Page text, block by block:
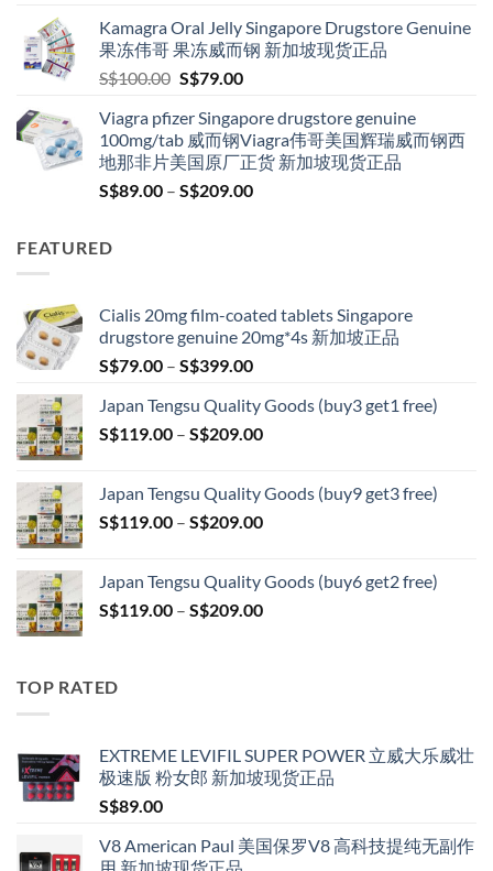
through
S$209.00
Kamagra Oral Jelly Singapore Drugstore Genuine
果冻伟哥 果冻威而钢 新加坡现货正品
S$100.00 Original
was:
S$100.00.
S$79.00Current
is:
S$79.00.
Viagra pfizer Singapore drugstore genuine
100mg/tab 威而钢Viagra伟哥美国辉瑞威而钢西
地那非片美国原厂正货 新加坡现货正品
S$89.00 – S$209.00Price
FEATURED
Cialis 20mg film-coated tablets Singapore
drugstore genuine 20mg*4s 新加坡正品
S$79.00 – S$399.00Price
S$79.00
through
Japan Tengsu Quality Goods (buy3 get1 free)
S$119.00 – S$209.00Price
through
S$209.00
Japan Tengsu Quality Goods (buy9 get3 free)
S$119.00 – S$209.00Price
through
S$209.00
Japan Tengsu Quality Goods (buy6 get2 free)
S$119.00 – S$209.00Price
TOP RATED
EXTREME LEVIFIL SUPER POWER 立威大乐威壮
极速版 粉女郎 新加坡现货正品
S$89.00
V8 American Paul 美国保罗V8 高科技提纯无副作
用 新加坡现货正品